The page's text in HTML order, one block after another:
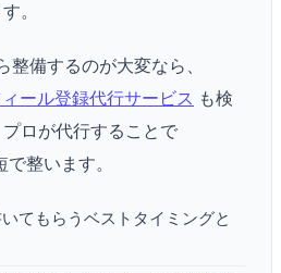
。
備するのが大変なら、
ール登録代行サービス も検
ロが代行することで
整います。
てもらうベストタイミングと